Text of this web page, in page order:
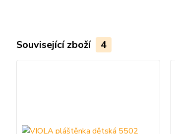
Související zboží 4